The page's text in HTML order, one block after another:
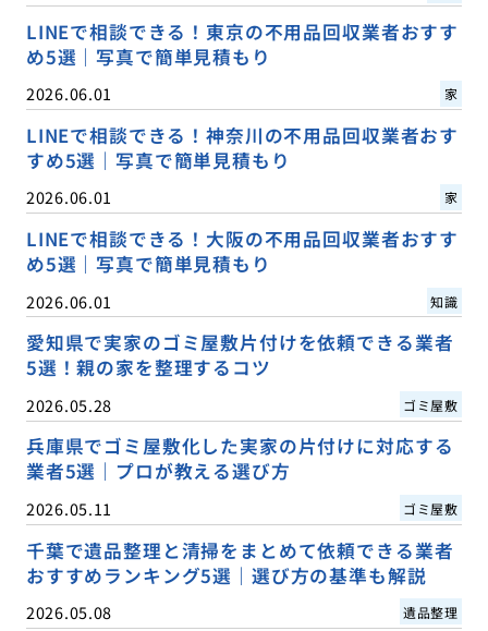
LINEで相談できる！東京の不用品回収業者おすす
め5選｜写真で簡単見積もり
2026.06.01 家
LINEで相談できる！神奈川の不用品回収業者おす
すめ5選｜写真で簡単見積もり
2026.06.01 家
LINEで相談できる！大阪の不用品回収業者おすす
め5選｜写真で簡単見積もり
2026.06.01 知識
愛知県で実家のゴミ屋敷片付けを依頼できる業者
5選！親の家を整理するコツ
2026.05.28 ゴミ屋敷
兵庫県でゴミ屋敷化した実家の片付けに対応する
業者5選｜プロが教える選び方
2026.05.11 ゴミ屋敷
千葉で遺品整理と清掃をまとめて依頼できる業者
おすすめランキング5選｜選び方の基準も解説
2026.05.08 遺品整理